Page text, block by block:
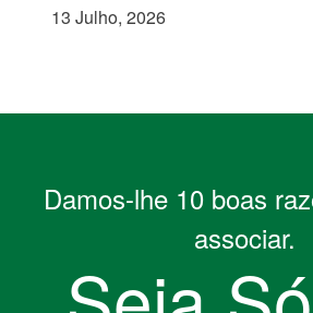
13 Julho, 2026
Damos-lhe 10 boas
associar.